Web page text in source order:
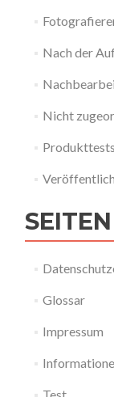
Nach der
Nicht
Produkttests
SEITEN
Glossar
Impressum